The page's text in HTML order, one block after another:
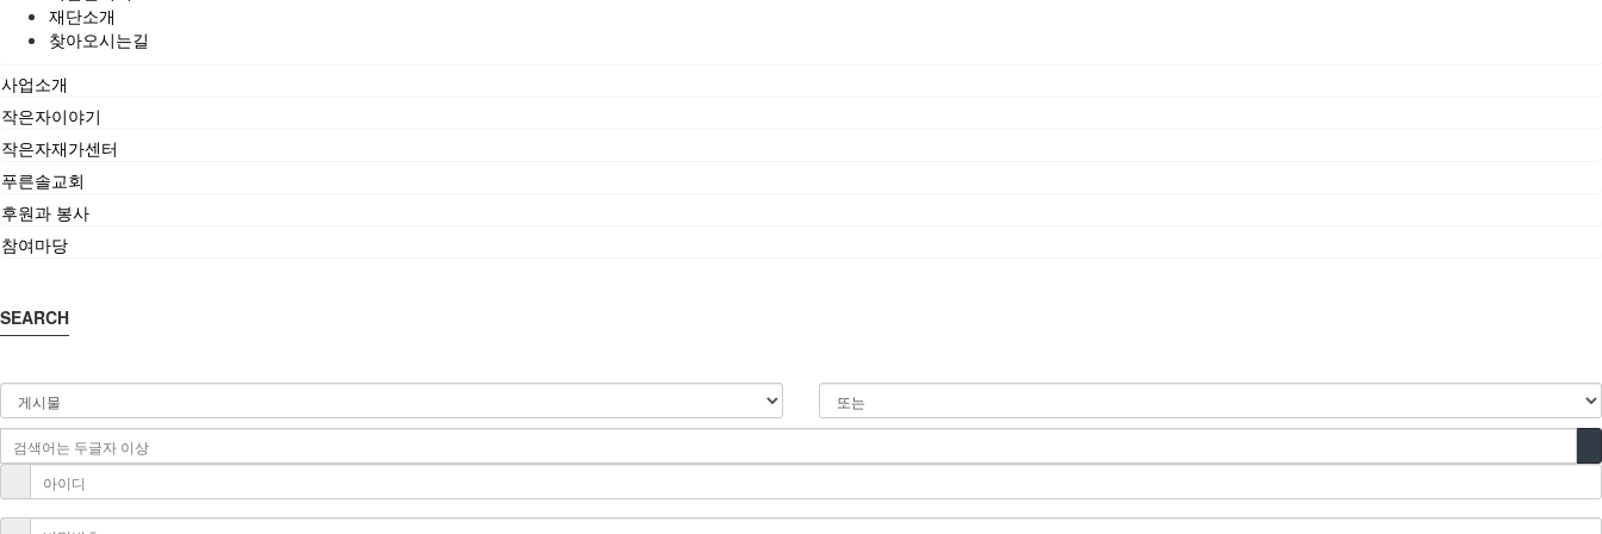
재단소개
찾아오시는길
사업소개
작은자이야기
작은자재가센터
푸른솔교회
후원과 봉사
참여마당
SEARCH